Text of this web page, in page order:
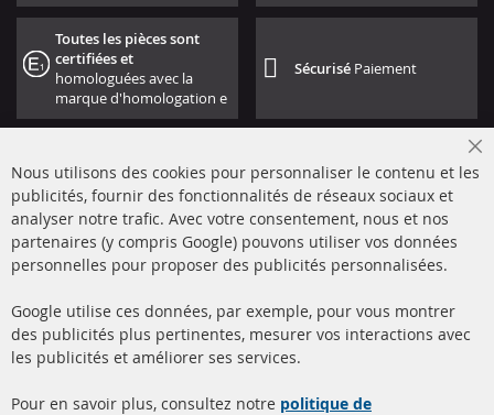
Toutes les pièces sont
certifiées et
homologuées avec la
marque d'homologation e
Sécurisé Paiement
+49 (0) 4533 799000
info@contra-automotive.de
facebook
instagram
Nous utilisons des cookies pour personnaliser le contenu et les
publicités, fournir des fonctionnalités de réseaux sociaux et
analyser notre trafic. Avec votre consentement, nous et nos
partenaires (y compris Google) pouvons utiliser vos données
personnelles pour proposer des publicités personnalisées.
Google utilise ces données, par exemple, pour vous montrer
des publicités plus pertinentes, mesurer vos interactions avec
les publicités et améliorer ses services.
Pour en savoir plus, consultez notre politique de